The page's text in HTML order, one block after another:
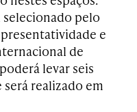
pelo
e
de
levar seis
realizado em